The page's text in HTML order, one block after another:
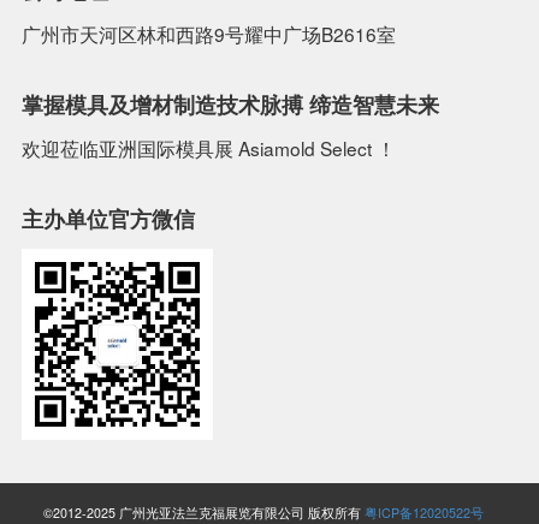
广州市天河区林和西路9号耀中广场B2616室
掌握模具及增材制造技术脉搏 缔造智慧未来
欢迎莅临亚洲国际模具展 Asiamold Select ！
主办单位官方微信
©2012-2025 广州光亚法兰克福展览有限公司 版权所有 粤ICP备12020522号